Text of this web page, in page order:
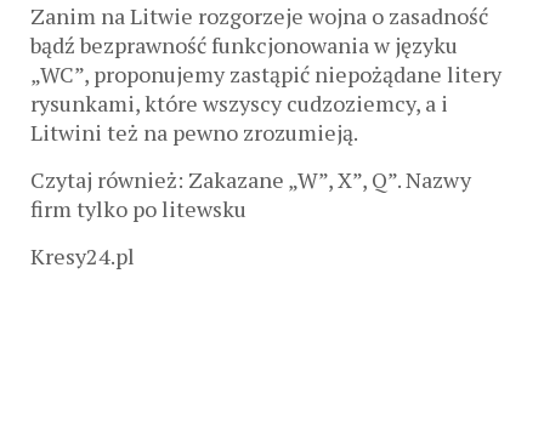
Zanim na Litwie rozgorzeje wojna o zasadność
bądź bezprawność funkcjonowania w języku
„WC”, proponujemy zastąpić niepożądane litery
rysunkami, które wszyscy cudzoziemcy, a i
Litwini też na pewno zrozumieją.
Czytaj również: Zakazane „W”, X”, Q”. Nazwy
firm tylko po litewsku
Kresy24.pl